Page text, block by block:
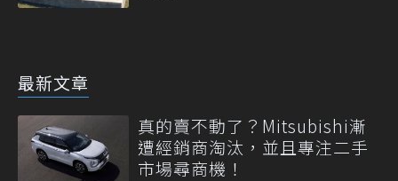
最新文章
真的賣不動了？Mitsubishi漸
遭經銷商淘汰，並且專注二手
市場尋商機！